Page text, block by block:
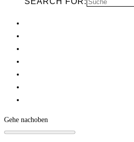
Gehe nachoben